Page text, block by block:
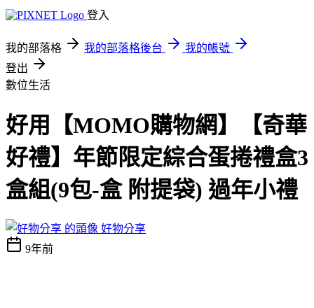
登入
我的部落格 我的部落格後台
我的帳號
登出
數位生活
好用【MOMO購物網】【奇華
好禮】年節限定綜合蛋捲禮盒3
盒組(9包-盒 附提袋) 過年小禮
好物分享
9年前